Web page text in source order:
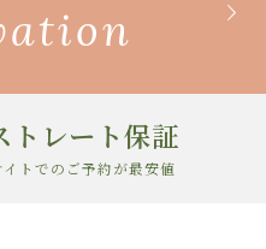
トレート保証
イトでのご予約が最安値